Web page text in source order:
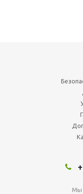
Мы